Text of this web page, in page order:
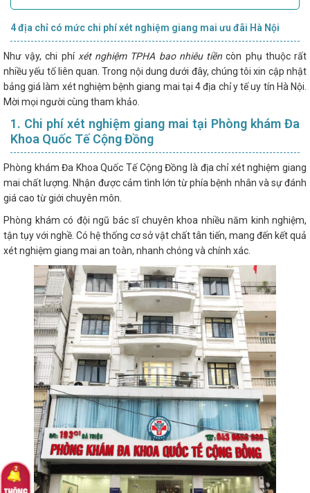
4 địa chỉ có mức chi phí xét nghiệm giang mai ưu đãi Hà Nội
Như vậy, chi phíxét nghiệm TPHA bao nhiêu tiền còn phụ thuộc rất
nhiều yếu tố liên quan. Trong nội dung dưới đây, chúng tôi xin cập nhật
bảng giá làm xét nghiệm bệnh giang mai tại 4 địa chỉ y tế uy tín Hà Nội.
Mời mọi người cùng tham khảo.
1. Chi phí xét nghiệm giang mai tại Phòng khám Đa
Khoa Quốc Tế Cộng Đồng
Phòng khám Đa Khoa Quốc Tế Cộng Đồng là địa chỉ xét nghiệm giang
mai chất lượng. Nhận được cảm tình lớn từ phía bệnh nhân và sự đánh
giá cao từ giới chuyên môn.
Phòng khám có đội ngũ bác sĩ chuyên khoa nhiều năm kinh nghiệm,
tận tụy với nghề. Có hệ thống cơ sở vật chất tân tiến, mang đến kết quả
xét nghiệm giang mai an toàn, nhanh chóng và chính xác.